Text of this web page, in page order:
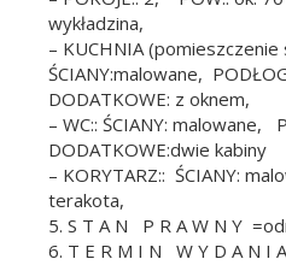
wykładzina,
– KUCHNIA (pomieszczenie
ŚCIANY:malowane,
DODATKOWE: z oknem,
– WC:: ŚCIANY: malowane,
DODATKOWE:dwie kabiny
– KORYTARZ:: ŚCIANY:
terakota,
5. S T A N P R A W N Y
6. T E R M I N W Y D A N I